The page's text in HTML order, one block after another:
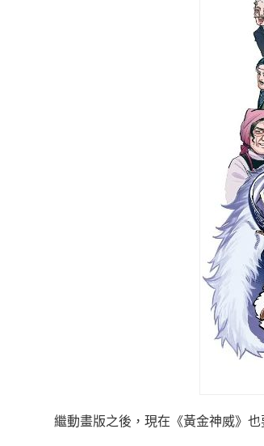
繼動畫版之後，現在《黃金神威》